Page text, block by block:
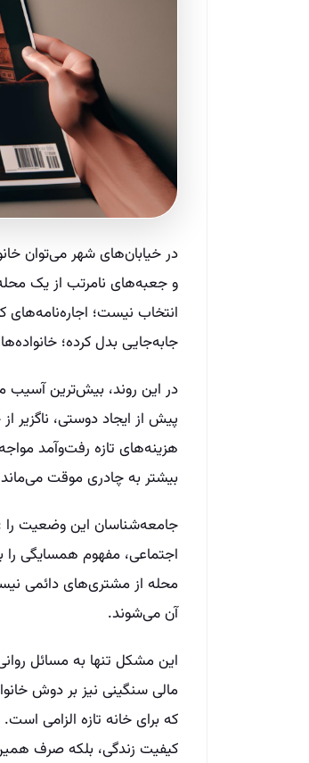
در خیابان‌های شهر می‌توان
و جعبه‌های نامرتب از یک
انتخاب نیست؛ اجاره‌نامه‌های
جابه‌جایی بدل کرده؛
در این روند، بیش‌ترین
پیش از ایجاد دوستی، ناگزیر
هزینه‌های تازه رفت‌وآمد
بیشتر به چادری موقت
جامعه‌شناسان این وضعیت را :
اجتماعی، مفهوم همسایگی را
محله از مشتری‌های دائمی
آن می‌شوند.
این مشکل تنها به مسائل
مالی سنگینی نیز بر دوش
که برای خانه تازه الزامی
کیفیت زندگی، بلکه صرف